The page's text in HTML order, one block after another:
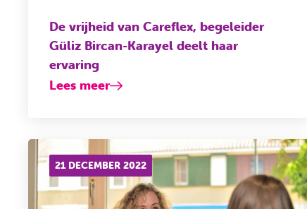
De vrijheid van Careflex, begeleider
Güliz Bircan-Karayel deelt haar
ervaring
Lees meer
21 DECEMBER 2022